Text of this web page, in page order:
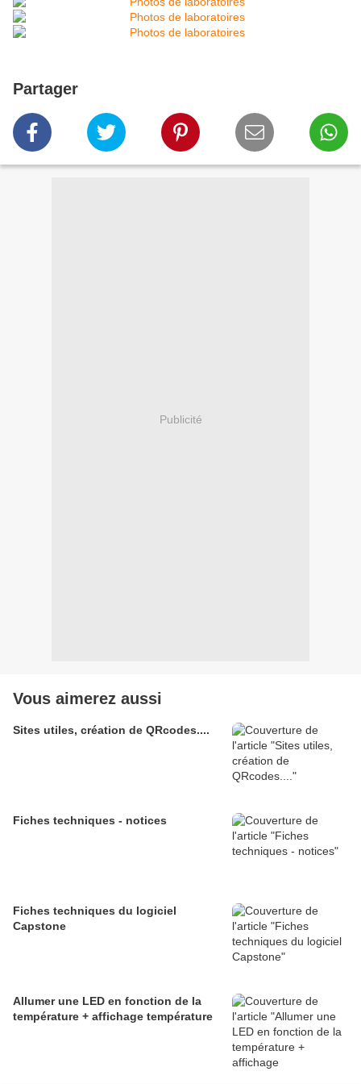
Partager
Publicité
Vous aimerez aussi
Sites utiles, création de QRcodes....
Fiches techniques - notices
Fiches techniques du logiciel
Capstone
Allumer une LED en fonction de la
température + affichage température